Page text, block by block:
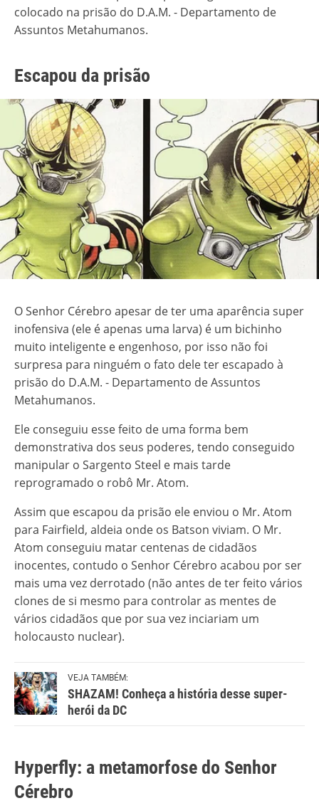
colocado na prisão do D.A.M. - Departamento de
Assuntos Metahumanos.
Escapou da prisão
O Senhor Cérebro apesar de ter uma aparência super
inofensiva (ele é apenas uma larva) é um bichinho
muito inteligente e engenhoso, por isso não foi
surpresa para ninguém o fato dele ter escapado à
prisão do D.A.M. - Departamento de Assuntos
Metahumanos.
Ele conseguiu esse feito de uma forma bem
demonstrativa dos seus poderes, tendo conseguido
manipular o Sargento Steel e mais tarde
reprogramado o robô Mr. Atom.
Assim que escapou da prisão ele enviou o Mr. Atom
para Fairfield, aldeia onde os Batson viviam. O Mr.
Atom conseguiu matar centenas de cidadãos
inocentes, contudo o Senhor Cérebro acabou por ser
mais uma vez derrotado (não antes de ter feito vários
clones de si mesmo para controlar as mentes de
vários cidadãos que por sua vez inciariam um
holocausto nuclear).
VEJA TAMBÉM:
SHAZAM! Conheça a história desse super-
herói da DC
Hyperfly: a metamorfose do Senhor
Cérebro